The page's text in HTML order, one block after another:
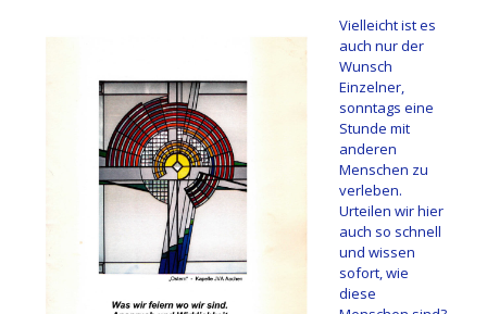
Vielleicht ist es
auch nur der
Wunsch
Einzelner,
sonntags eine
Stunde mit
anderen
Menschen zu
verleben.
Urteilen wir hier
auch so schnell
und wissen
sofort, wie
diese